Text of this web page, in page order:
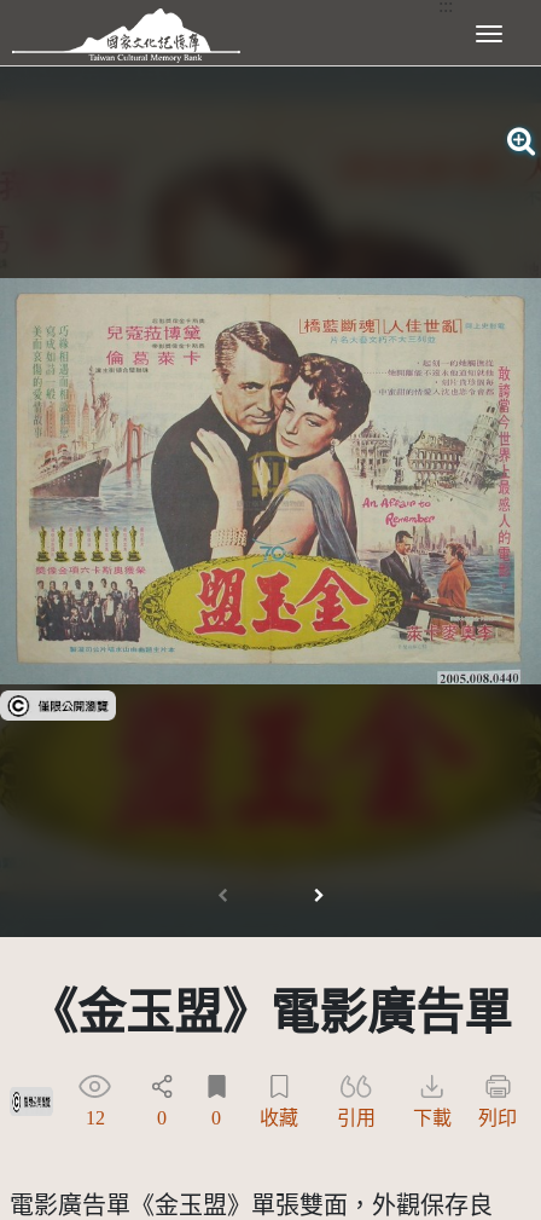
跳到主要內容區塊 展開選單
受著作權法保護-僅限於本平台有限度公開瀏覽
《金玉盟》電影廣告單
受著作權法保護-僅限於本平台有限度公開瀏覽
12 0 0 收藏 引用 下載 列印
電影廣告單《金玉盟》單張雙面，外觀保存良